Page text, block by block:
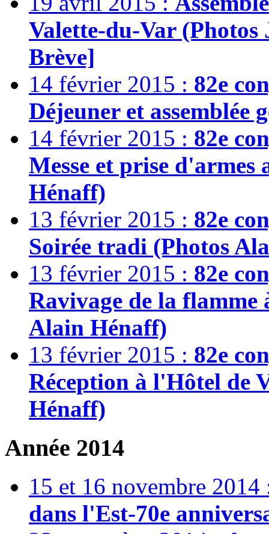
Valette-du-Var
Brève]
14 février 2015 : 82e
Déjeuner et assemblée
14 février 2015 : 82e
Messe et prise
Hénaff)
13 février 2015 : 82e
Soirée tradi (Photos
13 février 2015 : 82e
Ravivage de la
Alain Hénaff)
13 février 2015 : 82e
Réception à l'Hôtel de
Hénaff)
Année 2014
15 et 16 novembre
dans l'Est-70e